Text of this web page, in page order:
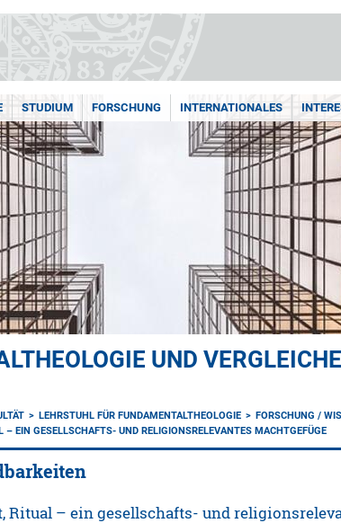
STUDIUM FORSCHUNG INTERNATIONALES
UND
LEHRSTUHL FÜR FUNDAMENTALTHEOLOGIE FORSCHUNG /
EIN GESELLSCHAFTS- UND RELIGIONSRELEVANTES MACHTGEFÜGE
– ein gesellschafts- und